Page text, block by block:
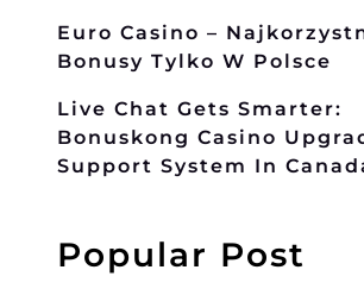
Euro Casino –
Bonusy Tylko W Polsce
Live Chat Gets Smarter:
Bonuskong Casino
Support System In
Popular Post